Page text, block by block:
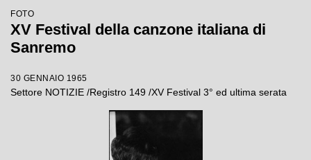
FOTO
XV Festival della canzone italiana di
Sanremo
30 GENNAIO 1965
Settore NOTIZIE /Registro 149 /XV Festival 3° ed ultima serata